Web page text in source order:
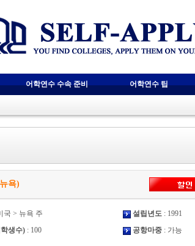
어학연수 수속 준비 어학연수 팁
욕)
국 > 뉴욕 주 설립년도: 1991
생수): 100 공항마중: 가능